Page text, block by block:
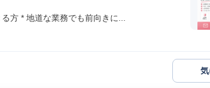
方 * 地道な業務でも前向きに...